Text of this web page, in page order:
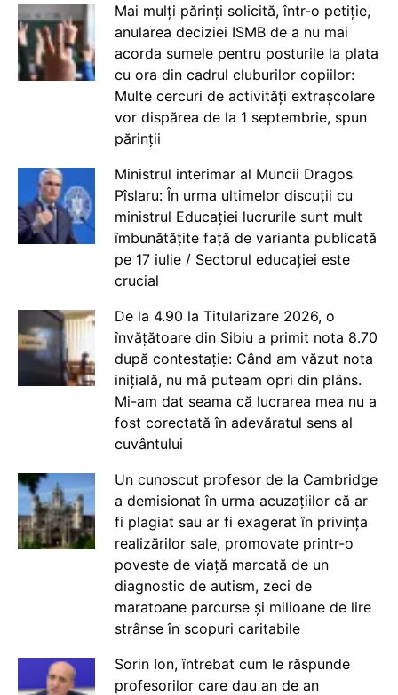
Mai mulți părinți solicită, într-o petiție,
anularea deciziei ISMB de a nu mai
acorda sumele pentru posturile la plata
cu ora din cadrul cluburilor copiilor:
Multe cercuri de activități extrașcolare
vor dispărea de la 1 septembrie, spun
părinții
Ministrul interimar al Muncii Dragos
Pîslaru: În urma ultimelor discuții cu
ministrul Educației lucrurile sunt mult
îmbunătățite față de varianta publicată
pe 17 iulie / Sectorul educației este
crucial
De la 4.90 la Titularizare 2026, o
învățătoare din Sibiu a primit nota 8.70
după contestație: Când am văzut nota
inițială, nu mă puteam opri din plâns.
Mi-am dat seama că lucrarea mea nu a
fost corectată în adevăratul sens al
cuvântului
Un cunoscut profesor de la Cambridge
a demisionat în urma acuzațiilor că ar
fi plagiat sau ar fi exagerat în privința
realizărilor sale, promovate printr-o
poveste de viață marcată de un
diagnostic de autism, zeci de
maratoane parcurse și milioane de lire
strânse în scopuri caritabile
Sorin Ion, întrebat cum le răspunde
profesorilor care dau an de an